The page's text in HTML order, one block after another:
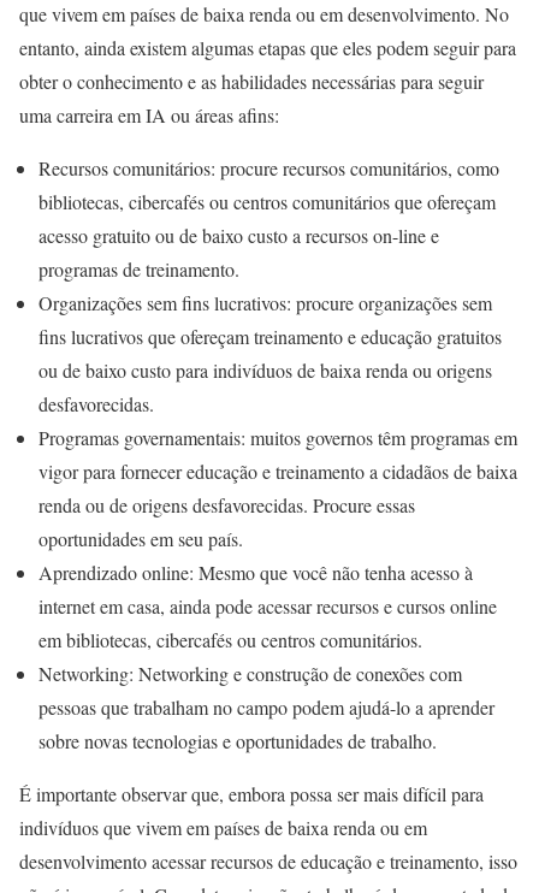
que vivem em países de baixa renda ou em desenvolvimento. No
entanto, ainda existem algumas etapas que eles podem seguir para
obter o conhecimento e as habilidades necessárias para seguir
uma carreira em IA ou áreas afins:
Recursos comunitários: procure recursos comunitários, como
bibliotecas, cibercafés ou centros comunitários que ofereçam
acesso gratuito ou de baixo custo a recursos on-line e
programas de treinamento.
Organizações sem fins lucrativos: procure organizações sem
fins lucrativos que ofereçam treinamento e educação gratuitos
ou de baixo custo para indivíduos de baixa renda ou origens
desfavorecidas.
Programas governamentais: muitos governos têm programas em
vigor para fornecer educação e treinamento a cidadãos de baixa
renda ou de origens desfavorecidas. Procure essas
oportunidades em seu país.
Aprendizado online: Mesmo que você não tenha acesso à
internet em casa, ainda pode acessar recursos e cursos online
em bibliotecas, cibercafés ou centros comunitários.
Networking: Networking e construção de conexões com
pessoas que trabalham no campo podem ajudá-lo a aprender
sobre novas tecnologias e oportunidades de trabalho.
É importante observar que, embora possa ser mais difícil para
indivíduos que vivem em países de baixa renda ou em
desenvolvimento acessar recursos de educação e treinamento, isso